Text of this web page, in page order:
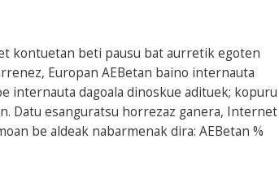
kontuetan beti pausu bat aurretik egoten
Europan AEBetan baino internauta
internauta dagoala dinoskue adituek; kopuru
Datu esanguratsu horrezaz ganera, Internet
be aldeak nabarmenak dira: AEBetan %